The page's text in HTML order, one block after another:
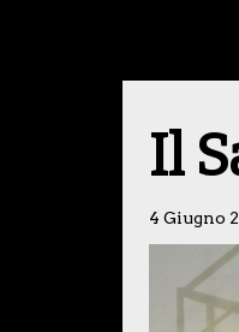
Il
4 Giugno